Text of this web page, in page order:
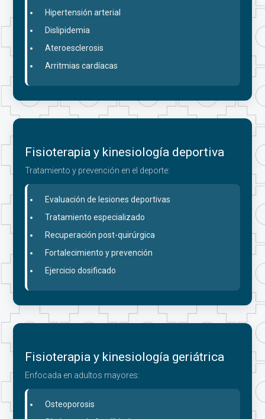
Hipertensión arterial
Dislipidemia
Ateroesclerosis
Arritmias cardíacas
Fisioterapia y kinesiología deportiva
Tratamiento y prevención en el deporte:
Evaluación de lesiones deportivas
Tratamiento especializado
Recuperación post-quirúrgica
Fortalecimiento y prevención
Ejercicio dosificado
Fisioterapia y kinesiología geriátrica
Enfocada en adultos mayores:
Osteoporosis